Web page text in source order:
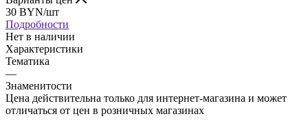
30 BYN/шт
Подробности
Нет в наличии
Характеристики
Тематика
—
Знаменитости
Цена действительна только для интернет-магазина и может
отличаться от цен в розничных магазинах